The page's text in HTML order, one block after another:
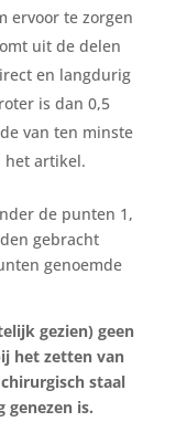
ervoor te zorgen
uit de delen
en langdurig
is dan 0,5
van ten minste
het artikel.
de punten 1,
gebracht
genoemde
gezien) geen
het zetten van
staal
genezen is.